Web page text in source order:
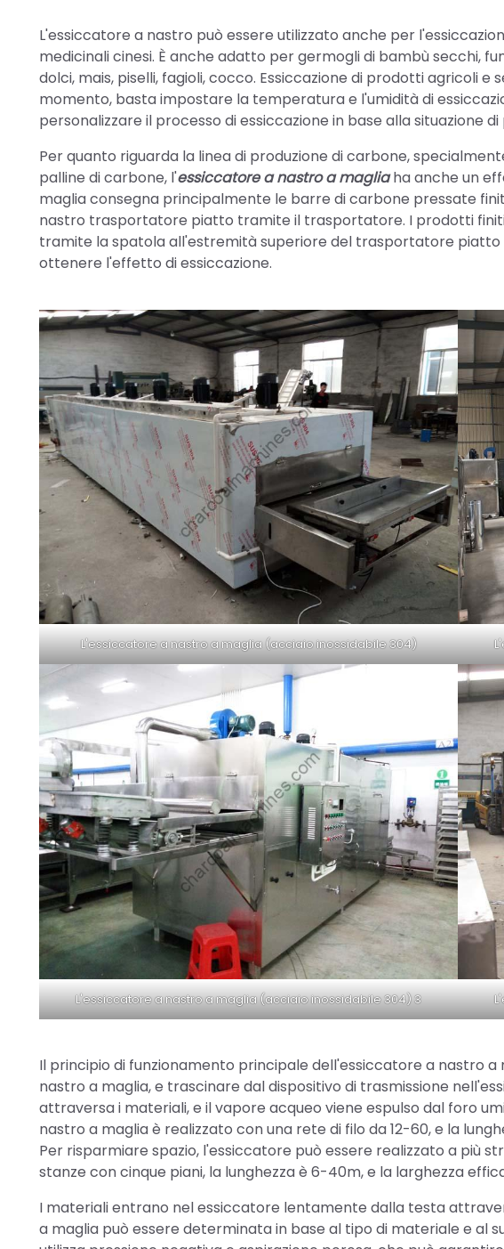
L'essiccatore a nastro può essere utilizzato anche per
medicinali cinesi. È anche adatto per germogli di bambù secchi,
dolci, mais, piselli, fagioli, cocco. Essiccazione di prodotti agricoli
momento, basta impostare la temperatura e l'umidità di
personalizzare il processo di essiccazione in base alla situazione
Per quanto riguarda la linea di produzione di carbone,
palline di carbone, l'essiccatore a nastro a magliaha anche un
maglia consegna principalmente le barre di carbone pressate
nastro trasportatore piatto tramite il trasportatore. I prodotti
tramite la spatola all'estremità superiore del trasportatore
ottenere l'effetto di essiccazione.
L'essiccatore a nastro a maglia (acciaio inossidabile 304)
L'essiccatore a nastro a maglia (acciaio inossidabile 304) 3
Il principio di funzionamento principale dell'essiccatore a nastro
nastro a maglia, e trascinare dal dispositivo di trasmissione
attraversa i materiali, e il vapore acqueo viene espulso dal foro
nastro a maglia è realizzato con una rete di filo da 12-60, e la
Per risparmiare spazio, l'essiccatore può essere realizzato a più
stanze con cinque piani, la lunghezza è 6-40m, e la larghezza
I materiali entrano nel essiccatore lentamente dalla testa
a maglia può essere determinata in base al tipo di materiale e al